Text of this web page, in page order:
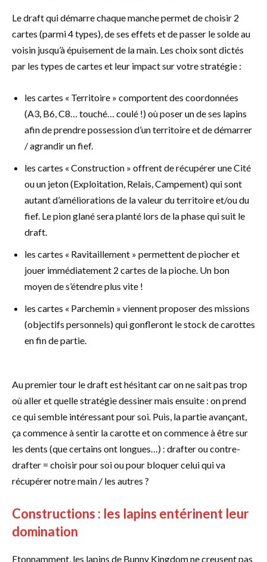
Le draft qui démarre chaque manche permet de choisir 2
cartes (parmi 4 types), de ses effets et de passer le solde au
voisin jusqu’à épuisement de la main. Les choix sont dictés
par les types de cartes et leur impact sur votre stratégie :
les cartes « Territoire » comportent des coordonnées
(A3, B6, C8… touché… coulé !) où poser un de ses lapins
afin de prendre possession d’un territoire et de démarrer
/ agrandir un fief.
les cartes « Construction » offrent de récupérer une Cité
ou un jeton (Exploitation, Relais, Campement) qui sont
autant d’améliorations de la valeur du territoire et/ou du
fief. Le pion glané sera planté lors de la phase qui suit le
draft.
les cartes « Ravitaillement » permettent de piocher et
jouer immédiatement 2 cartes de la pioche. Un bon
moyen de s’étendre plus vite !
les cartes « Parchemin » viennent proposer des missions
(objectifs personnels) qui gonfleront le stock de carottes
en fin de partie.
Au premier tour le draft est hésitant car on ne sait pas trop
où aller et quelle stratégie dessiner mais ensuite : on prend
ce qui semble intéressant pour soi. Puis, la partie avançant,
ça commence à sentir la carotte et on commence à être sur
les dents (que certains ont longues…) : drafter ou contre-
drafter = choisir pour soi ou pour bloquer celui qui va
récupérer notre main / les autres ?
Constructions : les lapins entérinent leur
domination
Etonnamment, les lapins de Bunny Kingdom ne creusent pas